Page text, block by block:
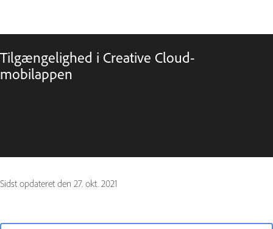
Tilgængelighed i Creative Cloud-
mobilappen
Sidst opdateret den 27. okt. 2021